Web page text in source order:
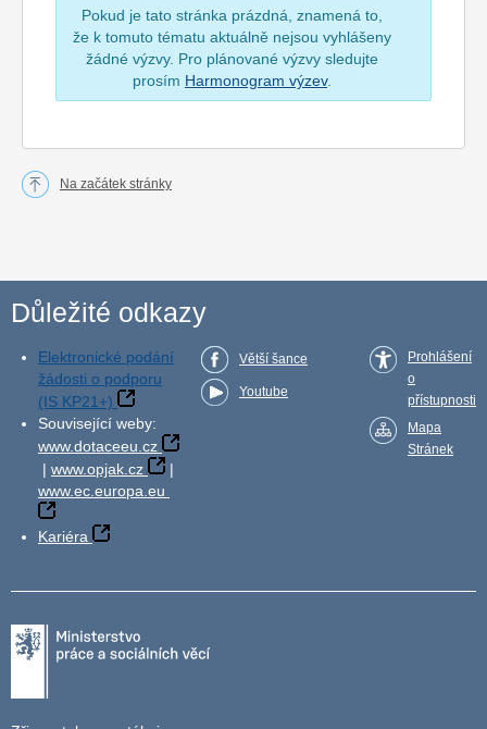
Pokud je tato stránka prázdná, znamená to,
že k tomuto tématu aktuálně nejsou vyhlášeny
žádné výzvy. Pro plánované výzvy sledujte
prosím Harmonogram výzev.
Na začátek stránky
Důležité odkazy
Elektronické podání
žádosti o podporu
(IS KP21+)
Související weby:
www.dotaceeu.cz
| www.opjak.cz
|
www.ec.europa.eu
Kariéra
Větší šance
Youtube
Prohlášení
o
přístupnosti
Mapa
Stránek